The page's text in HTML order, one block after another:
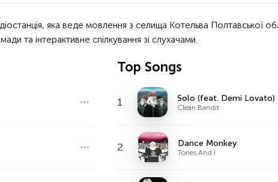
яка веде мовлення з селища Котельва Полтавської
та інтерактивне спілкування зі слухачами.
Top Songs
1 Solo (feat. Demi Lovato)
Clean Bandit
2 Dance Monkey
Tones And I